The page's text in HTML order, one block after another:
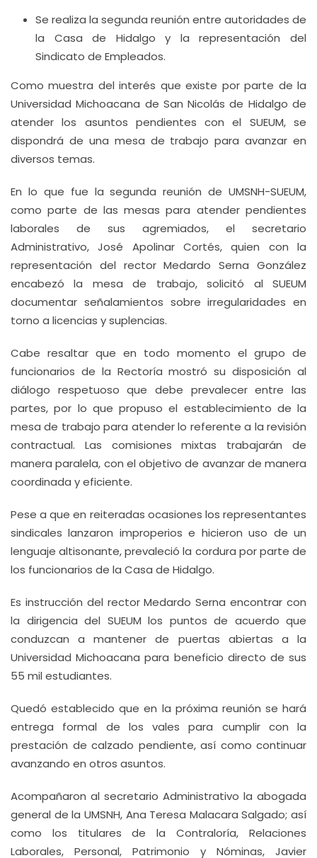
Se realiza la segunda reunión entre autoridades de
la Casa de Hidalgo y la representación del
Sindicato de Empleados.
Como muestra del interés que existe por parte de la
Universidad Michoacana de San Nicolás de Hidalgo de
atender los asuntos pendientes con el SUEUM, se
dispondrá de una mesa de trabajo para avanzar en
diversos temas.
En lo que fue la segunda reunión de UMSNH-SUEUM,
como parte de las mesas para atender pendientes
laborales de sus agremiados, el secretario
Administrativo, José Apolinar Cortés, quien con la
representación del rector Medardo Serna González
encabezó la mesa de trabajo, solicitó al SUEUM
documentar señalamientos sobre irregularidades en
torno a licencias y suplencias.
Cabe resaltar que en todo momento el grupo de
funcionarios de la Rectoría mostró su disposición al
diálogo respetuoso que debe prevalecer entre las
partes, por lo que propuso el establecimiento de la
mesa de trabajo para atender lo referente a la revisión
contractual. Las comisiones mixtas trabajarán de
manera paralela, con el objetivo de avanzar de manera
coordinada y eficiente.
Pese a que en reiteradas ocasiones los representantes
sindicales lanzaron improperios e hicieron uso de un
lenguaje altisonante, prevaleció la cordura por parte de
los funcionarios de la Casa de Hidalgo.
Es instrucción del rector Medardo Serna encontrar con
la dirigencia del SUEUM los puntos de acuerdo que
conduzcan a mantener de puertas abiertas a la
Universidad Michoacana para beneficio directo de sus
55 mil estudiantes.
Quedó establecido que en la próxima reunión se hará
entrega formal de los vales para cumplir con la
prestación de calzado pendiente, así como continuar
avanzando en otros asuntos.
Acompañaron al secretario Administrativo la abogada
general de la UMSNH, Ana Teresa Malacara Salgado; así
como los titulares de la Contraloría, Relaciones
Laborales, Personal, Patrimonio y Nóminas, Javier